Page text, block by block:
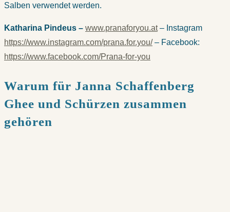
Salben verwendet werden.
Katharina Pindeus – www.pranaforyou.at– Instagram
https://www.instagram.com/prana.for.you/– Facebook:
https://www.facebook.com/Prana-for-you
Warum für Janna Schaffenberg
Ghee und Schürzen zusammen
gehören